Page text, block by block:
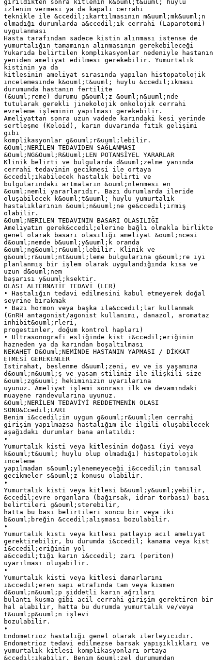
girildikten sonra kitlenin k&ouml;t&uuml; huylu
izlenim vermesi ya da kapalı cerrahi
teknikle ile &ccedil;ıkartılmasının m&uuml;mk&uuml;n
olmadığı durumlarda a&ccedil;ık cerrahi (Laparotomi)
uygulanması
Hasta tarafından sadece kistin alınması istense de
yumurtalığın tamamının alınmasının gerekebileceği
Yukarıda belirtilen komplikasyonlar nedeniyle hastanın
yeniden ameliyat edilmesi gerekebilir. Yumurtalık
kistinin ya da
kitlesinin ameliyat sırasında yapılan histopatolojik
incelemesinde k&ouml;t&uuml; huylu &ccedil;ıkması
durumunda hastanın fertilite
(&uuml;reme) durumu g&ouml;z &ouml;n&uuml;nde
tutularak gerekli jinekolojik onkolojik cerrahi
evreleme işleminin yapılması gerekebilir.
Ameliyattan sonra uzun vadede karındaki kesi yerinde
sertleşme (Keloid), karın duvarında fıtık gelişimi
gibi
komplikasyonlar g&ouml;r&uuml;lebilir.
&Ouml;NERİLEN TEDAVİDEN SAĞLANMASI
&Ouml;NG&Ouml;R&Uuml;LEN POTANSİYEL YARARLAR
Klinik belirti ve bulgularda d&uuml;zelme yanında
cerrahi tedavinin gecikmesi ile ortaya
&ccedil;ıkabilecek hastalık belirti ve
bulgularındaki artmaların &ouml;nlenmesi en
&ouml;nemli yararlarıdır. Bazı durumlarda ileride
oluşabilecek k&ouml;t&uuml; huylu yumurtalık
hastalıklarının &ouml;n&uuml;ne ge&ccedil;irmiş
olabilir.
&Ouml;NERİLEN TEDAVİNİN BASARI OLASILIĞI
Ameliyatın gerek&ccedil;elerine bağlı olmakla birlikte
genel olarak basarı olasılığı ameliyat &ouml;ncesi
d&ouml;nemde b&uuml;y&uuml;k oranda
&ouml;ng&ouml;r&uuml;lebilir. Klinik ve
g&ouml;r&uuml;nt&uuml;leme bulgularına g&ouml;re iyi
planlanmış bir işlem olarak uygulandığında kısa ve
uzun d&ouml;nem
başarısı y&uuml;ksektir.
OLASI ALTERNATİF TEDAVİ (LER)
• Hastalığın tedavi edilmesini kabul etmeyerek doğal
seyrine bırakmak
• Bazı hormon veya başka ila&ccedil;lar kullanmak
(GnRH antagonist/agonist kullanımı, danazol, aromataz
inhibit&ouml;rleri,
progestinler, doğum kontrol hapları)
• Ultrasonografi esliğinde kist i&ccedil;eriğinin
hazneden ya da karından boşaltılması
NEKAHET D&Ouml;NEMİNDE HASTANIN YAPMASI / DİKKAT
ETMESİ GEREKENLER
İstirahat, beslenme d&uuml;zeni, ev ve is yaşamına
d&ouml;n&uuml;ş ve yasam stiliniz ile ilişkili size
&ouml;zg&uuml; hekiminizin uyarılarına
uyunuz. Ameliyat işlemi sonrası ilk ve devamındaki
muayene randevularına uyunuz.
&Ouml;NERİLEN TEDAVİYİ REDDETMENİN OLASI
SONU&Ccedil;LARI
Benim i&ccedil;in uygun g&ouml;r&uuml;len cerrahi
girişim yapılmazsa hastalığım ile ilgili oluşabilecek
aşağıdaki durumlar bana anlatıldı:
•
Yumurtalık kisti veya kitlesinin doğası (iyi veya
k&ouml;t&uuml; huylu olup olmadığı) histopatolojik
inceleme
yapılmadan s&ouml;ylenemeyeceği i&ccedil;in tanısal
gecikmeler s&ouml;z konusu olabilir.
•
Yumurtalık kisti veya kitlesi b&uuml;y&uuml;yebilir,
&ccedil;evre organlara (bağırsak, idrar torbası) bası
belirtileri g&ouml;sterebilir,
hatta bu bası belirtileri soncu bir veya iki
b&ouml;breğin &ccedil;alışması bozulabilir.
•
Yumurtalık kisti veya kitlesi patlayıp acil ameliyat
gerektirebilir, bu durumda i&ccedil; kanama veya kist
i&ccedil;eriğinin yol
a&ccedil;tığı karın i&ccedil; zarı (periton)
uyarılması oluşabilir.
•
Yumurtalık kisti veya kitlesi damarlarını
i&ccedil;eren sapı etrafında tam veya kısmen
d&ouml;n&uuml;p şiddetli karın ağrıları
bulantı-kusma gibi acil cerrahi girişim gerektiren bir
hal alabilir, hatta bu durumda yumurtalık ve/veya
t&uuml;p&uuml;n işlevi
bozulabilir.
•
Endometrioz hastalığı genel olarak ilerleyicidir.
Endometrioz tedavi edilmezse barsak yapışıklıkları ve
yumurtalık kitlesi komplikasyonları ortaya
&ccedil;ıkabilir. Benim &ouml;zel durumumdan